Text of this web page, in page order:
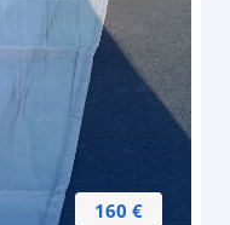
160 €